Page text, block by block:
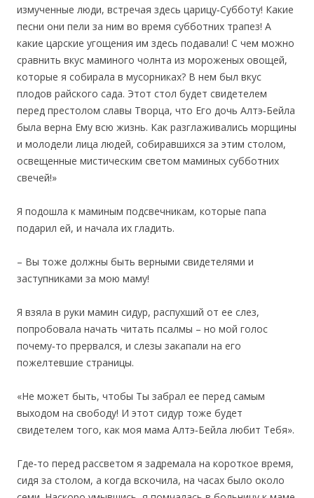
измученные люди, встречая здесь царицу‐Субботу! Какие
песни они пели за ним во время субботних трапез! А
какие царские угощения им здесь подавали! С чем можно
сравнить вкус маминого чолнта из мороженых овощей,
которые я собирала в мусорниках? В нем был вкус
плодов райского сада. Этот стол будет свидетелем
перед престолом славы Творца, что Его дочь Алтэ‐Бейла
была верна Ему всю жизнь. Как разглаживались морщины
и молодели лица людей, собиравшихся за этим столом,
освещенные мистическим светом маминых субботних
свечей!»
Я подошла к маминым подсвечникам, которые папа
подарил ей, и начала их гладить.
– Вы тоже должны быть верными свидетелями и
заступниками за мою маму!
Я взяла в руки мамин сидур, распухший от ее слез,
попробовала начать читать псалмы – но мой голос
почему‐то прервался, и слезы закапали на его
пожелтевшие страницы.
«Не может быть, чтобы Ты забрал ее перед самым
выходом на свободу! И этот сидур тоже будет
свидетелем того, как моя мама Алтэ‐Бейла любит Тебя».
Где‐то перед рассветом я задремала на короткое время,
сидя за столом, а когда вскочила, на часах было около